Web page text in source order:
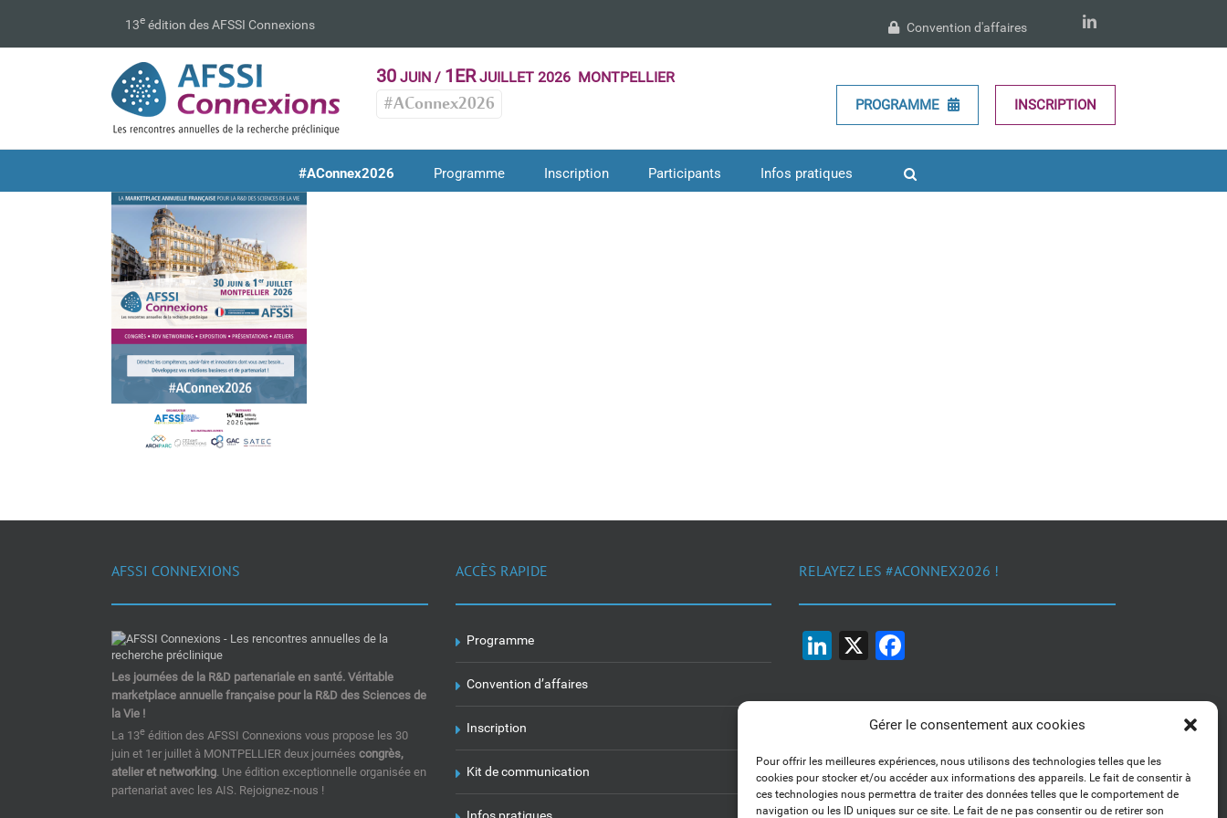
Gérer le consentement aux cookies
Pour offrir les meilleures expériences, nous utilisons des technologies telles que les
cookies pour stocker et/ou accéder aux informations des appareils. Le fait de consentir à
ces technologies nous permettra de traiter des données telles que le comportement de
navigation ou les ID uniques sur ce site. Le fait de ne pas consentir ou de retirer son
13e édition des AFSSI Connexions LinkedIn
Convention d'affaires
30 JUIN / 1ERJUILLET 2026 MONTPELLIER
#AConnex2026 PROGRAMME INSCRIPTION
#AConnex2026 Programme Inscription Participants Infos pratiques
AFSSI CONNEXIONS
Les journées de la R&D partenariale en santé. Véritable
marketplace annuelle française pour la R&D des Sciences de
la Vie !
La 13e édition des AFSSI Connexions vous propose les 30
juin et 1er juillet à MONTPELLIER deux journées congrès,
atelier et networking. Une édition exceptionnelle organisée en
partenariat avec les AIS. Rejoignez-nous !
ACCÈS RAPIDE
Programme
Convention d’affaires
Inscription
Kit de communication
Infos pratiques
RELAYEZ LES #ACONNEX2026 !
LinkedIn
X
1, 2, 3... Buzzez !
Découvrez nos kits communication